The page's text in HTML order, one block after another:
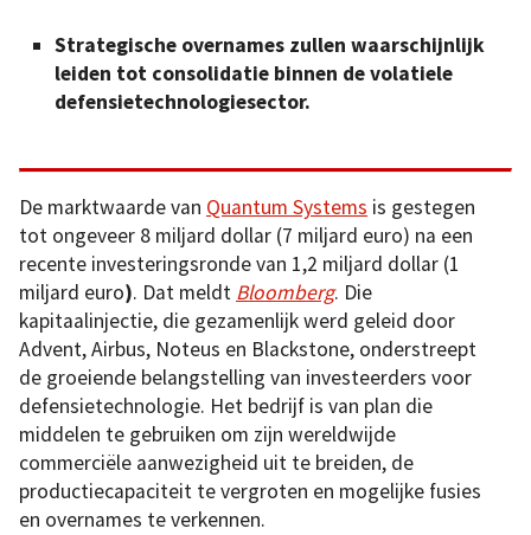
Strategische overnames zullen waarschijnlijk
leiden tot consolidatie binnen de volatiele
defensietechnologiesector.
De marktwaarde van Quantum Systems is gestegen
tot ongeveer 8 miljard dollar (7 miljard euro) na een
recente investeringsronde van 1,2 miljard dollar (1
miljard euro). Dat meldt Bloomberg. Die
kapitaalinjectie, die gezamenlijk werd geleid door
Advent, Airbus, Noteus en Blackstone, onderstreept
de groeiende belangstelling van investeerders voor
defensietechnologie. Het bedrijf is van plan die
middelen te gebruiken om zijn wereldwijde
commerciële aanwezigheid uit te breiden, de
productiecapaciteit te vergroten en mogelijke fusies
en overnames te verkennen.